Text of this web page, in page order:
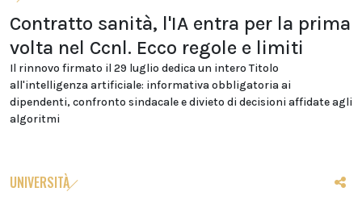
Contratto sanità, l'IA entra per la prima
volta nel Ccnl. Ecco regole e limiti
Il rinnovo firmato il 29 luglio dedica un intero Titolo
all'intelligenza artificiale: informativa obbligatoria ai
dipendenti, confronto sindacale e divieto di decisioni affidate agli
algoritmi
UNIVERSITÀ